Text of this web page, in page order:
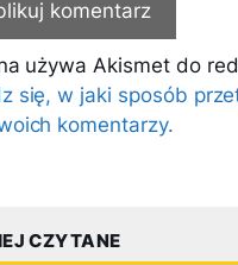
używa Akismet do
się, w jaki sposób
komentarzy.
CZYTANE